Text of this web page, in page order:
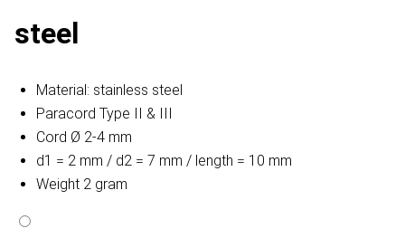
steel
Material: stainless steel
Paracord Type II & III
Cord Ø 2-4 mm
d1 = 2 mm / d2 = 7 mm / length = 10 mm
Weight 2 gram